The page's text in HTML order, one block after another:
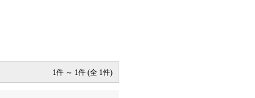
1件 ～ 1件 (全 1件)